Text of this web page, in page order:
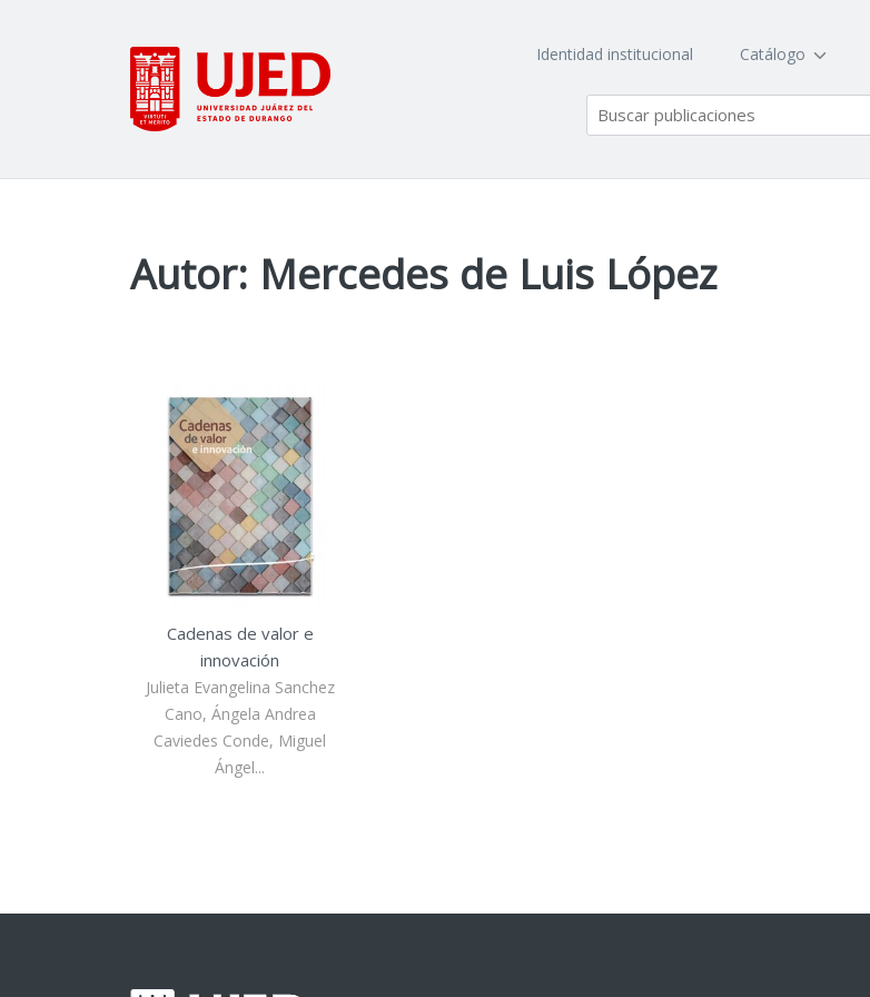
Identidad institucional Catálogo
Autor: Mercedes de Luis López
Cadenas de valor e
innovación
Julieta Evangelina Sanchez
Cano, Ángela Andrea
Caviedes Conde, Miguel
Ángel...